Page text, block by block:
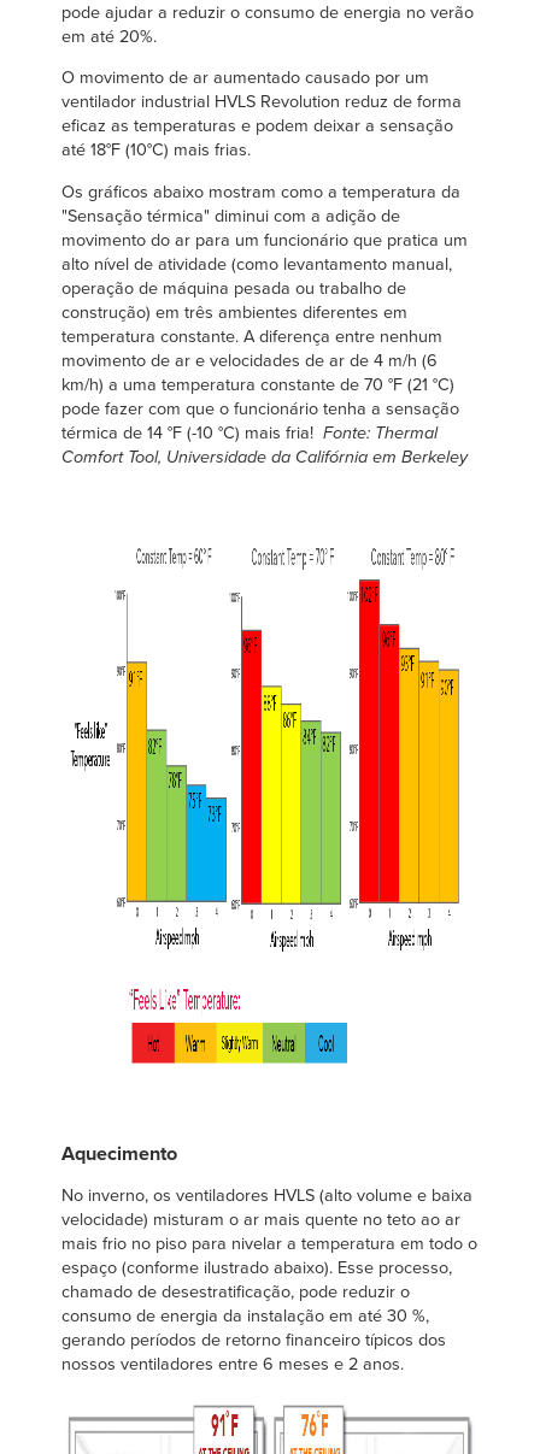
pode ajudar a reduzir o consumo de energia no verão
em até 20%.
O movimento de ar aumentado causado por um
ventilador industrial HVLS Revolution reduz de forma
eficaz as temperaturas e podem deixar a sensação
até 18°F (10°C) mais frias.
Os gráficos abaixo mostram como a temperatura da
"Sensação térmica" diminui com a adição de
movimento do ar para um funcionário que pratica um
alto nível de atividade (como levantamento manual,
operação de máquina pesada ou trabalho de
construção) em três ambientes diferentes em
temperatura constante. A diferença entre nenhum
movimento de ar e velocidades de ar de 4 m/h (6
km/h) a uma temperatura constante de 70 °F (21 °C)
pode fazer com que o funcionário tenha a sensação
térmica de 14 °F (-10 °C) mais fria! Fonte: Thermal
Comfort Tool, Universidade da Califórnia em Berkeley
Aquecimento
No inverno, os ventiladores HVLS (alto volume e baixa
velocidade) misturam o ar mais quente no teto ao ar
mais frio no piso para nivelar a temperatura em todo o
espaço (conforme ilustrado abaixo). Esse processo,
chamado de desestratificação, pode reduzir o
consumo de energia da instalação em até 30 %,
gerando períodos de retorno financeiro típicos dos
nossos ventiladores entre 6 meses e 2 anos.